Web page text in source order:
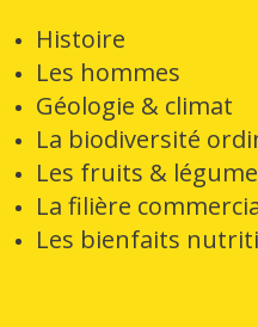
Histoire
Les hommes
Géologie & climat
La biodiversité
Les fruits &
La filière
Les bienfaits